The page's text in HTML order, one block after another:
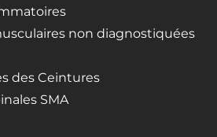
non diagnostiquées
des Ceintures
SMA